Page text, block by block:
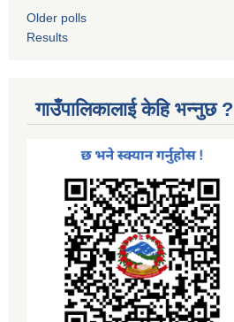
Older polls
Results
गाउँपालिकालाई केहि भन्नुछ ?